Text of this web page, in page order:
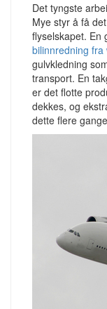
Det tyngste
Mye styr å få
flyselskapet. En
bilinnredning
gulvkledning
transport. En
er det flotte
dekkes, og
dette flere